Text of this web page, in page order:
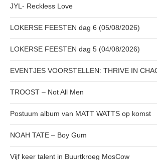
JYL- Reckless Love
LOKERSE FEESTEN dag 6 (05/08/2026)
LOKERSE FEESTEN dag 5 (04/08/2026)
EVENTJES VOORSTELLEN: THRIVE IN
TROOST – Not All Men
Postuum album van MATT WATTS op komst
NOAH TATE – Boy Gum
Vijf keer talent in Buurtkroeg MosCow